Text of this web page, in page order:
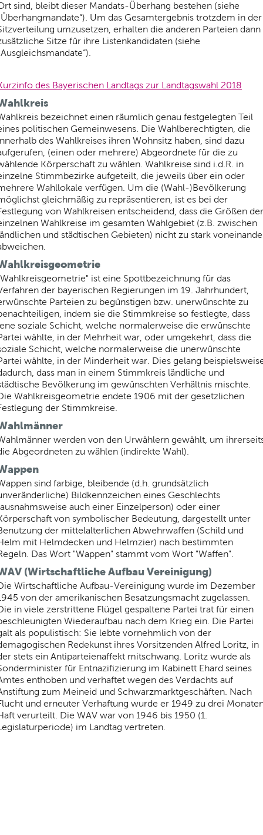
sind, bleibt dieser Mandats-Überhang bestehen (siehe
Um das Gesamtergebnis trotzdem in der
umzusetzen, erhalten die anderen Parteien dann
Sitze für ihre Listenkandidaten (siehe
des Bayerischen Landtags zur Landtagswahl 2018
bezeichnet einen räumlich genau festgelegten Teil
politischen Gemeinwesens. Die Wahlberechtigten, die
des Wahlkreises ihren Wohnsitz haben, sind dazu
(einen oder mehrere) Abgeordnete für die zu
Körperschaft zu wählen. Wahlkreise sind i.d.R. in
Stimmbezirke aufgeteilt, die jeweils über ein oder
Wahllokale verfügen. Um die (Wahl-)Bevölkerung
gleichmäßig zu repräsentieren, ist es bei der
von Wahlkreisen entscheidend, dass die Größen der
Wahlkreise im gesamten Wahlgebiet (z.B. zwischen
und städtischen Gebieten) nicht zu stark
ist eine Spottbezeichnung für das
der bayerischen Regierungen im 19. Jahrhundert,
Parteien zu begünstigen bzw. unerwünschte zu
indem sie die Stimmkreise so festlegte, dass
soziale Schicht, welche normalerweise die erwünschte
wählte, in der Mehrheit war, oder umgekehrt, dass die
Schicht, welche normalerweise die unerwünschte
wählte, in der Minderheit war. Dies gelang
dass man in einem Stimmkreis ländliche und
Bevölkerung im gewünschten Verhältnis mischte.
Wahlkreisgeometrie endete 1906 mit der gesetzlichen
der Stimmkreise.
werden von den Urwählern gewählt, um
Abgeordneten zu wählen (indirekte Wahl).
sind farbige, bleibende (d.h. grundsätzlich
Bildkennzeichen eines Geschlechts
auch einer Einzelperson) oder einer
von symbolischer Bedeutung, dargestellt unter
der mittelalterlichen Abwehrwaffen (Schild und
mit Helmdecken und Helmzier) nach bestimmten
Das Wort "Wappen" stammt vom Wort "Waffen".
(Wirtschaftliche Aufbau Vereinigung)
Wirtschaftliche Aufbau-Vereinigung wurde im Dezember
von der amerikanischen Besatzungsmacht zugelassen.
in viele zerstrittene Flügel gespaltene Partei trat für einen
Wiederaufbau nach dem Krieg ein. Die Partei
als populistisch: Sie lebte vornehmlich von der
Redekunst ihres Vorsitzenden Alfred Loritz, in
stets ein Antiparteienaffekt mitschwang. Loritz wurde als
für Entnazifizierung im Kabinett Ehard seines
enthoben und verhaftet wegen des Verdachts auf
zum Meineid und Schwarzmarktgeschäften. Nach
und erneuter Verhaftung wurde er 1949 zu drei
verurteilt. Die WAV war von 1946 bis 1950 (1.
im Landtag vertreten.